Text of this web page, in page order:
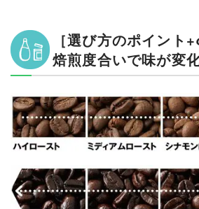
［選び方のポイント
焙煎度合いで味が変